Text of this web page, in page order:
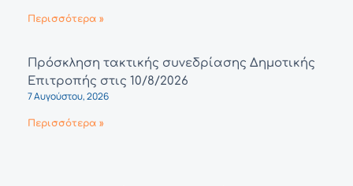
Περισσότερα »
Πρόσκληση τακτικής συνεδρίασης Δημοτικής
Επιτροπής στις 10/8/2026
7 Αυγούστου, 2026
Περισσότερα »